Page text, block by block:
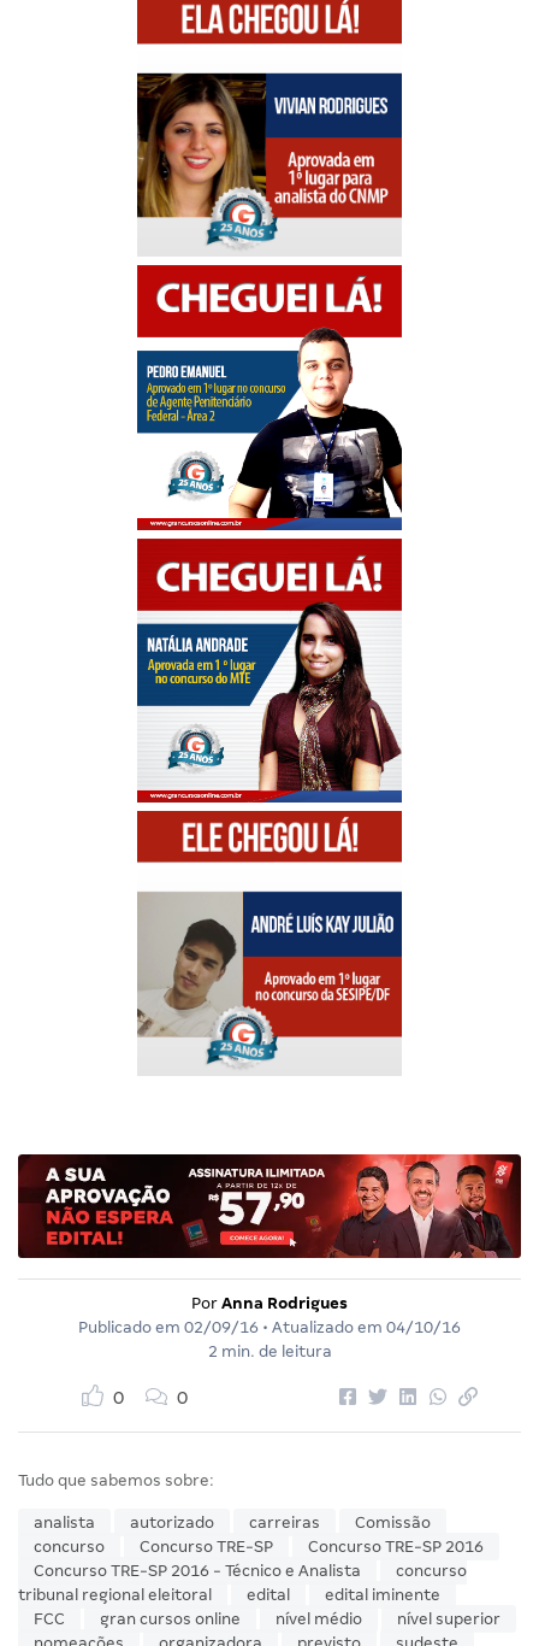
Por Anna Rodrigues
Publicado em 02/09/16 • Atualizado em 04/10/16
2 min. de leitura
0 0
Tudo que sabemos sobre:
analista autorizado carreiras
Comissão
concurso
Concurso TRE-SP
Concurso TRE-SP 2016
Concurso TRE-SP 2016 - Técnico e Analista
concurso
tribunal regional eleitoral
edital
edital iminente
FCC
gran cursos online nível médio
nível superior